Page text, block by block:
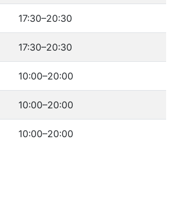
17:30–20:30
17:30–20:30
10:00–20:00
10:00–20:00
10:00–20:00